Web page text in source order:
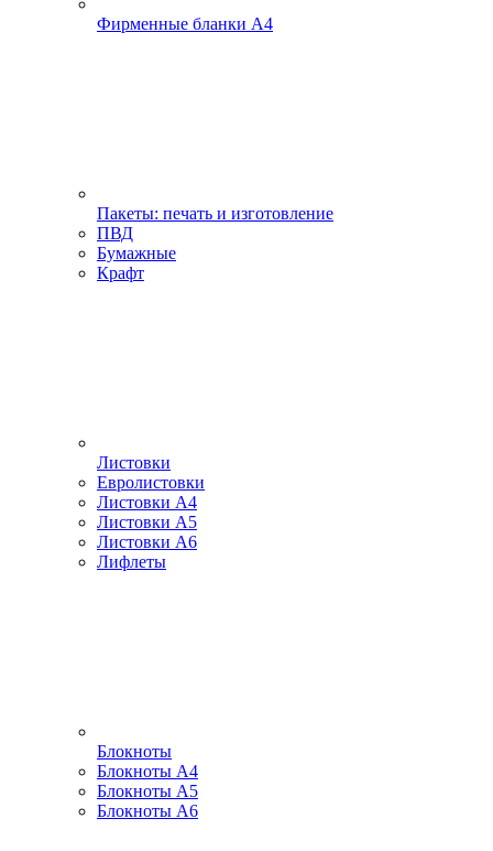
Фирменные бланки А4
Пакеты: печать и изготовление
ПВД
Бумажные
Крафт
Листовки
Евролистовки
Листовки А4
Листовки А5
Листовки А6
Лифлеты
Блокноты
Блокноты А4
Блокноты А5
Блокноты А6